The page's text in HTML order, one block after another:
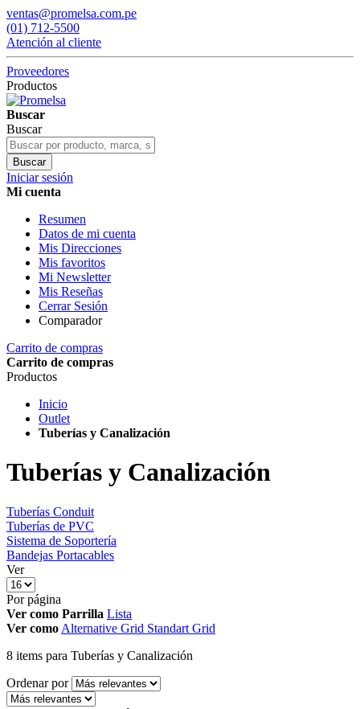
ventas@promelsa.com.pe
(01) 712-5500
Atención al cliente
Proveedores
Productos
Buscar
Buscar
Buscar
Iniciar sesión
Mi cuenta
Resumen
Datos de mi cuenta
Mis Direcciones
Mis favoritos
Mi Newsletter
Mis Reseñas
Cerrar Sesión
Comparador
Carrito de compras
Carrito de compras
Productos
Inicio
Outlet
Tuberías y Canalización
Tuberías y Canalización
Tuberías Conduit
Tuberías de PVC
Sistema de Soportería
Bandejas Portacables
Ver
Por página
Ver como Parrilla Lista
Ver como Alternative Grid Standart Grid
8 items para Tuberías y Canalización
Ordenar por